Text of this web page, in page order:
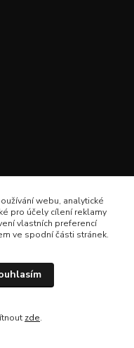
stíháno.
webu, analytické
pro účely cílení reklamy
vlastních preferencí
ve spodní části stránek.
zde.